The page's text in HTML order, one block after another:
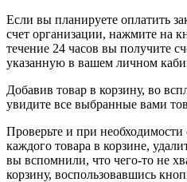
Если вы планируете оплатить
счет организации, нажмите на
течение 24 часов вы получите
указанную в вашем личном
Добавив товар в корзину, во
увидите все выбранные вами
Проверьте и при необходимости
каждого товара в корзине,
вы вспомнили, что чего-то не
корзину, воспользовавшись